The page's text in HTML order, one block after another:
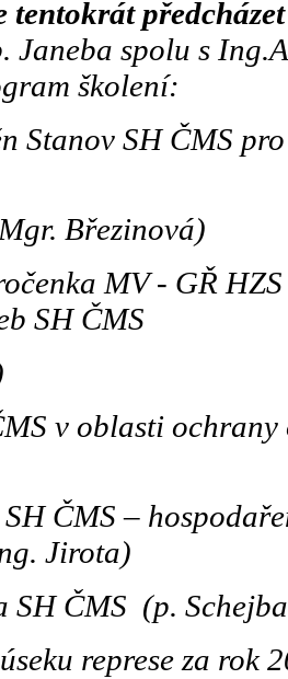
tentokrát
Janeba spolu s
školení:
Stanov SH ČMS
Březinová)
MV - GŘ
SH ČMS
v oblasti
ČMS –
Jirota)
SH ČMS (p.
represe za rok